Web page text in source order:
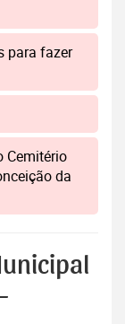
para fazer
Cemitério
da